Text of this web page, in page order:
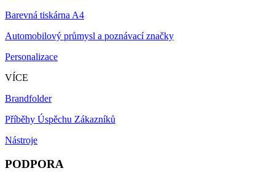
Barevná tiskárna A4
Automobilový průmysl a poznávací značky
Personalizace
VÍCE
Brandfolder
Příběhy Úspěchu Zákazníků
Nástroje
PODPORA